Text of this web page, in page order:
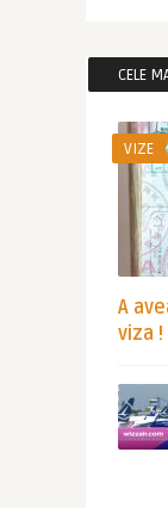
CELE
VIZE
A
viza !